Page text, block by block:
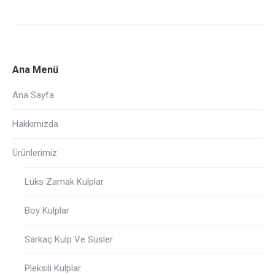
Ana Menü
Ana Sayfa
Hakkımızda
Ürünlerimiz
Lüks Zamak Kulplar
Boy Kulplar
Sarkaç Kulp Ve Süsler
Pleksili Kulplar